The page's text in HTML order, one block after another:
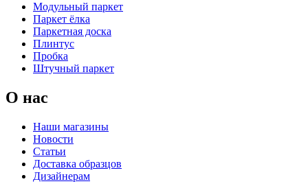
Модульный паркет
Паркет ёлка
Паркетная доска
Плинтус
Пробка
Штучный паркет
О нас
Наши магазины
Новости
Статьи
Доставка образцов
Дизайнерам